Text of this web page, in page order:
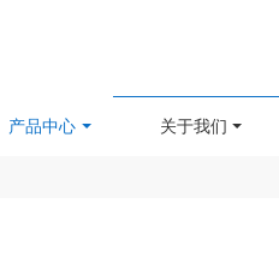
产品中心 关于我们